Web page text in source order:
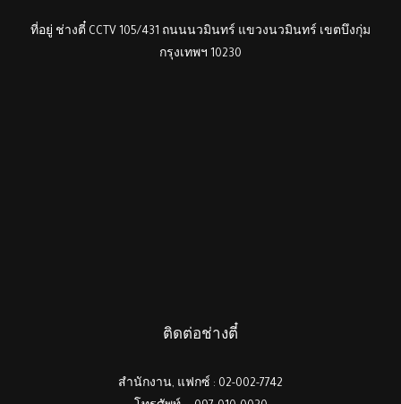
ที่อยู่ ช่างตี๋ CCTV 105/431 ถนนนวมินทร์ แขวงนวมินทร์ เขตบึงกุ่ม
กรุงเทพฯ 10230
ติดต่อช่างตี๋
สำนักงาน, แฟกซ์ : 02-002-7742